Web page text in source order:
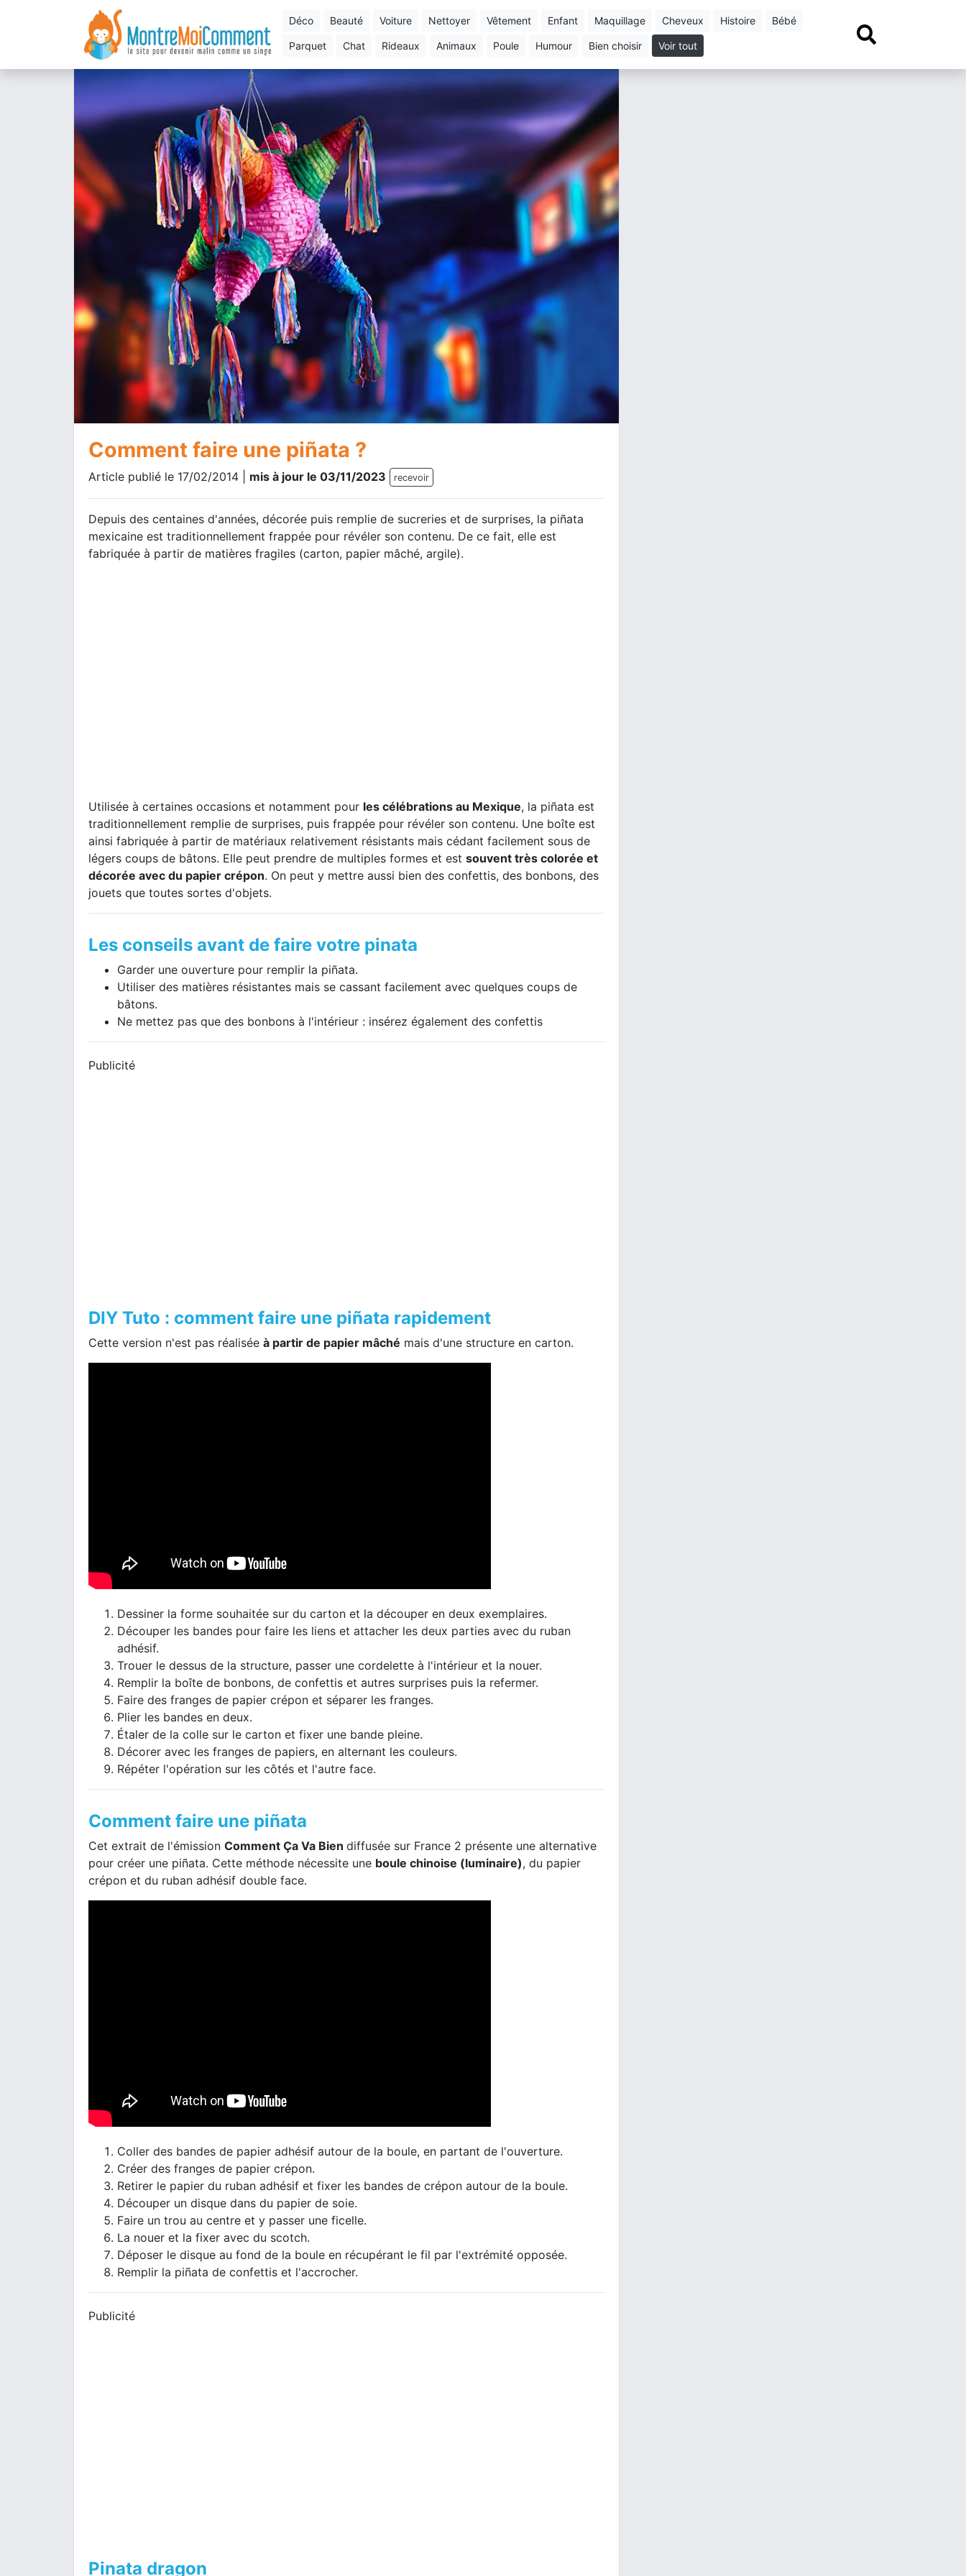
déco beauté voiture nettoyer vêtement enfant maquillage cheveux histoire bébé
parquet chat rideaux animaux poule humour bien choisir Voir tout
Comment faire une piñata ?
Article publié le 17/02/2014 | mis à jour le 03/11/2023 recevoir
Depuis des centaines d'années, décorée puis remplie de sucreries et de surprises, la piñata
mexicaine est traditionnellement frappée pour révéler son contenu. De ce fait, elle est
fabriquée à partir de matières fragiles (carton, papier mâché, argile).
Utilisée à certaines occasions et notamment pour les célébrations au Mexique, la piñata est
traditionnellement remplie de surprises, puis frappée pour révéler son contenu. Une boîte est
ainsi fabriquée à partir de matériaux relativement résistants mais cédant facilement sous de
légers coups de bâtons. Elle peut prendre de multiples formes et est souvent très colorée et
décorée avec du papier crépon. On peut y mettre aussi bien des confettis, des bonbons, des
jouets que toutes sortes d'objets.
Les conseils avant de faire votre pinata
Garder une ouverture pour remplir la piñata.
Utiliser des matières résistantes mais se cassant facilement avec quelques coups de
bâtons.
Ne mettez pas que des bonbons à l'intérieur : insérez également des confettis
Publicité
DIY Tuto : comment faire une piñata rapidement
Cette version n'est pas réalisée à partir de papier mâché mais d'une structure en carton.
Dessiner la forme souhaitée sur du carton et la découper en deux exemplaires.
Découper les bandes pour faire les liens et attacher les deux parties avec du ruban
adhésif.
Trouer le dessus de la structure, passer une cordelette à l'intérieur et la nouer.
Remplir la boîte de bonbons, de confettis et autres surprises puis la refermer.
Faire des franges de papier crépon et séparer les franges.
Plier les bandes en deux.
Étaler de la colle sur le carton et fixer une bande pleine.
Décorer avec les franges de papiers, en alternant les couleurs.
Répéter l'opération sur les côtés et l'autre face.
Comment faire une piñata
Cet extrait de l'émission Comment Ça Va Bien diffusée sur France 2 présente une alternative
pour créer une piñata. Cette méthode nécessite une boule chinoise (luminaire), du papier
crépon et du ruban adhésif double face.
Coller des bandes de papier adhésif autour de la boule, en partant de l'ouverture.
Créer des franges de papier crépon.
Retirer le papier du ruban adhésif et fixer les bandes de crépon autour de la boule.
Découper un disque dans du papier de soie.
Faire un trou au centre et y passer une ficelle.
La nouer et la fixer avec du scotch.
Déposer le disque au fond de la boule en récupérant le fil par l'extrémité opposée.
Remplir la piñata de confettis et l'accrocher.
Publicité
Pinata dragon